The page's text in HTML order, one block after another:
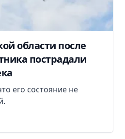
области после
пострадали
его состояние не